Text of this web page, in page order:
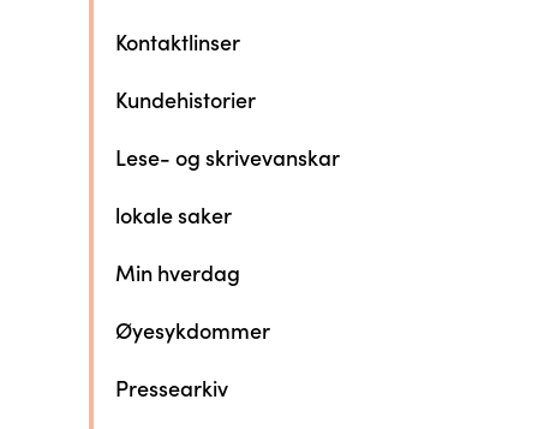
Kontaktlinser
Kundehistorier
Lese- og skrivevanskar
lokale saker
Min hverdag
Øyesykdommer
Pressearkiv